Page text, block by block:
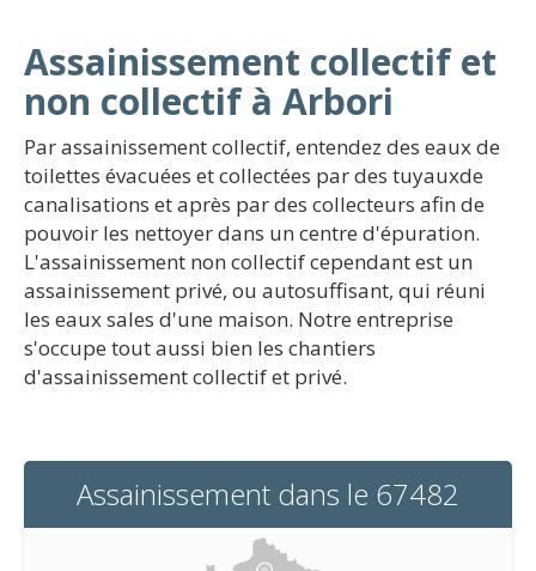
Assainissement collectif et
non collectif à Arbori
Par assainissement collectif, entendez des eaux de
toilettes évacuées et collectées par des tuyauxde
canalisations et après par des collecteurs afin de
pouvoir les nettoyer dans un centre d'épuration.
L'assainissement non collectif cependant est un
assainissement privé, ou autosuffisant, qui réuni
les eaux sales d'une maison. Notre entreprise
s'occupe tout aussi bien les chantiers
d'assainissement collectif et privé.
Assainissement dans le 67482